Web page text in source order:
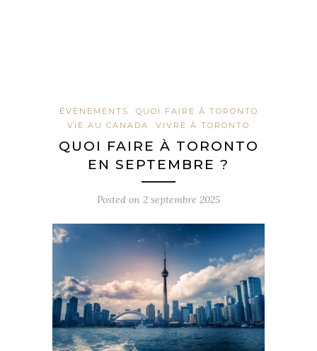
ÉVÈNEMENTS
QUOI FAIRE À TORONTO
VIE AU CANADA
VIVRE À TORONTO
QUOI FAIRE À TORONTO
EN SEPTEMBRE ?
Posted on 2 septembre 2025